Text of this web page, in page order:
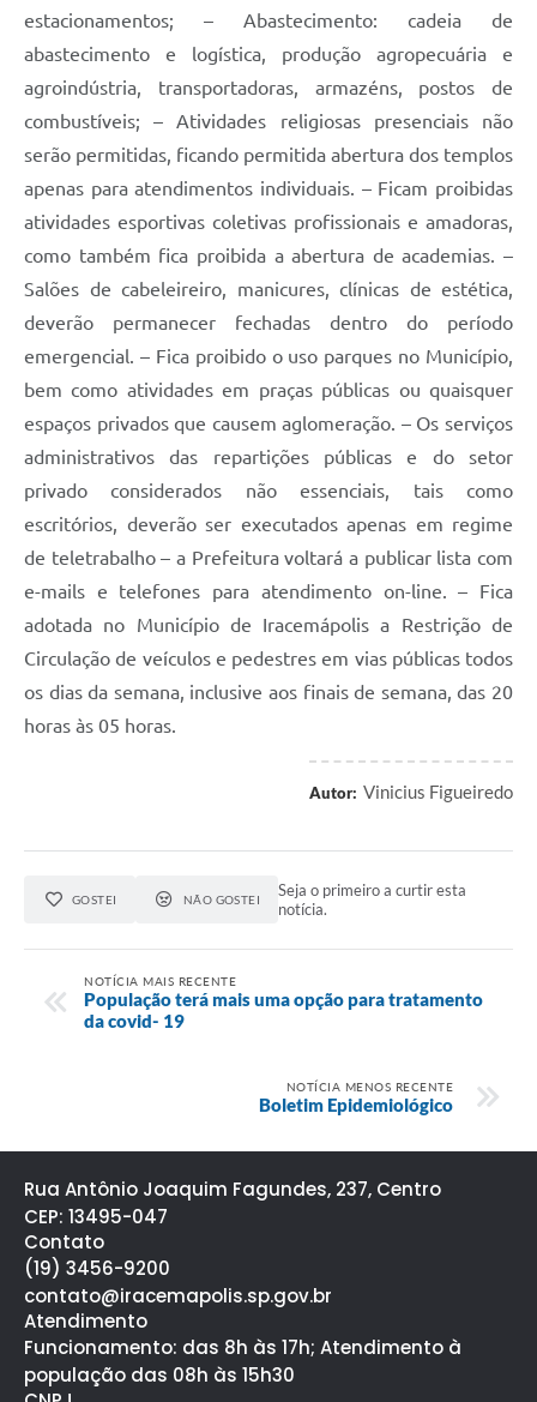
estacionamentos; – Abastecimento: cadeia de
abastecimento e logística, produção agropecuária e
agroindústria, transportadoras, armazéns, postos de
combustíveis; – Atividades religiosas presenciais não
serão permitidas, ficando permitida abertura dos templos
apenas para atendimentos individuais. – Ficam proibidas
atividades esportivas coletivas profissionais e amadoras,
como também fica proibida a abertura de academias. –
Salões de cabeleireiro, manicures, clínicas de estética,
deverão permanecer fechadas dentro do período
emergencial. – Fica proibido o uso parques no Município,
bem como atividades em praças públicas ou quaisquer
espaços privados que causem aglomeração. – Os serviços
administrativos das repartições públicas e do setor
privado considerados não essenciais, tais como
escritórios, deverão ser executados apenas em regime
de teletrabalho – a Prefeitura voltará a publicar lista com
e-mails e telefones para atendimento on-line. – Fica
adotada no Município de Iracemápolis a Restrição de
Circulação de veículos e pedestres em vias públicas todos
os dias da semana, inclusive aos finais de semana, das 20
horas às 05 horas.
Autor: Vinicius Figueiredo
GOSTEI NÃO GOSTEI
Seja o primeiro a curtir esta
notícia.
NOTÍCIA MAIS RECENTE
População terá mais uma opção para tratamento
da covid- 19
NOTÍCIA MENOS RECENTE
Boletim Epidemiológico
Rua Antônio Joaquim Fagundes, 237, Centro
CEP: 13495-047
Contato
(19) 3456-9200
contato@iracemapolis.sp.gov.br
Atendimento
Funcionamento: das 8h às 17h; Atendimento à
população das 08h às 15h30